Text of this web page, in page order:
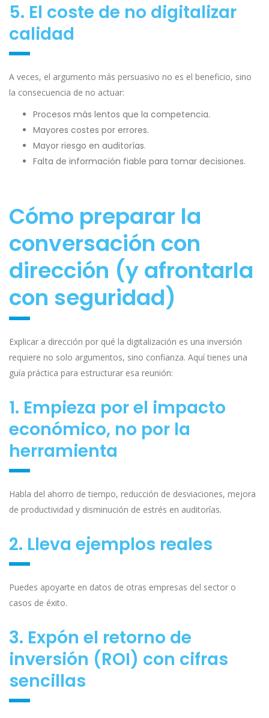
5. El coste de no digitalizar
calidad
A veces, el argumento más persuasivo no es el beneficio, sino
la consecuencia de no actuar:
Procesos más lentos que la competencia.
Mayores costes por errores.
Mayor riesgo en auditorías.
Falta de información fiable para tomar decisiones.
Cómo preparar la
conversación con
dirección (y afrontarla
con seguridad)
Explicar a dirección por qué la digitalización es una inversión
requiere no solo argumentos, sino confianza. Aquí tienes una
guía práctica para estructurar esa reunión:
1. Empieza por el impacto
económico, no por la
herramienta
Habla del ahorro de tiempo, reducción de desviaciones, mejora
de productividad y disminución de estrés en auditorías.
2. Lleva ejemplos reales
Puedes apoyarte en datos de otras empresas del sector o
casos de éxito.
3. Expón el retorno de
inversión (ROI) con cifras
sencillas